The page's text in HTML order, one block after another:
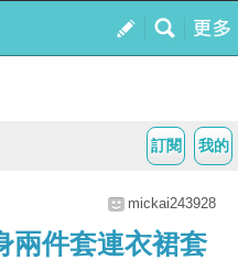
我的
訂閱
mickai243928
兩件套連衣裙套